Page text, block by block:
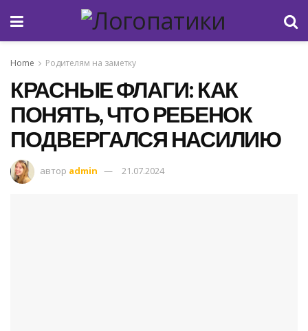
Home Родителям на заметку
КРАСНЫЕ ФЛАГИ: КАК
ПОНЯТЬ, ЧТО РЕБЕНОК
ПОДВЕРГАЛСЯ НАСИЛИЮ
автор admin 21.07.2024